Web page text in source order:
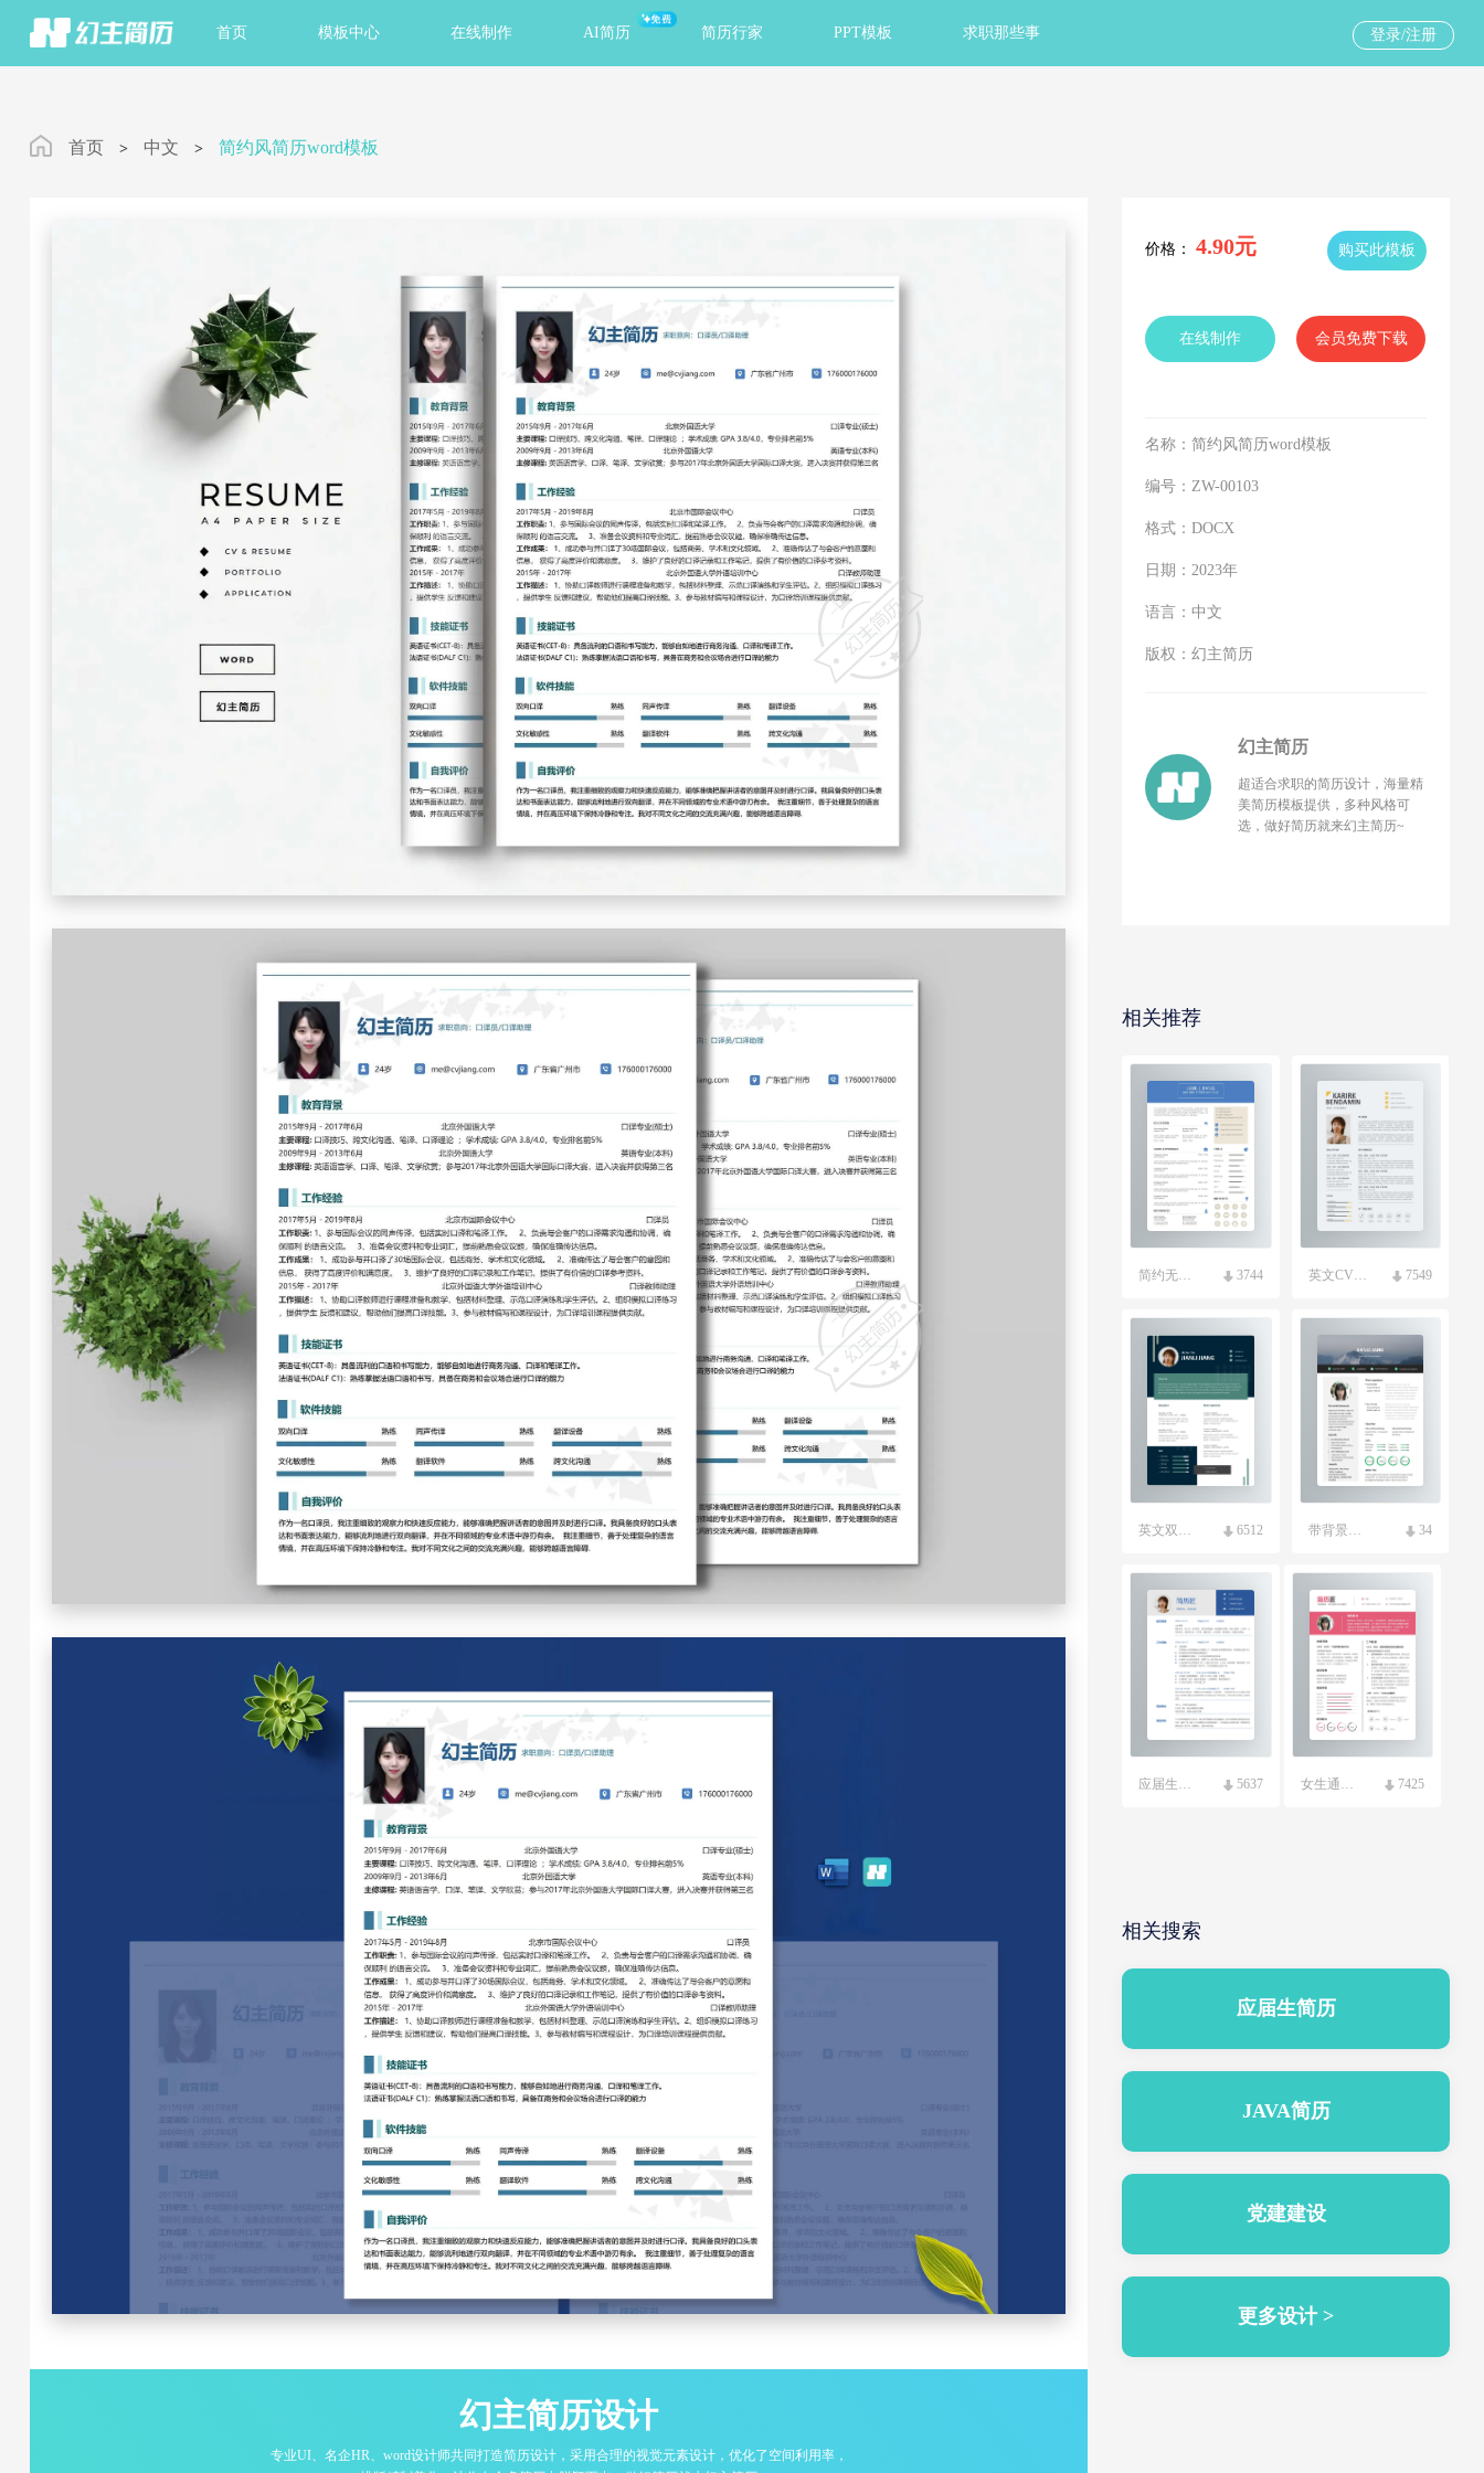
首页 模板中心 在线制作 AI简历
免费
简历行家 PPT模板 求职那些事 登录/注册
首页 > 中文 > 简约风简历word模板
幻主简历设计
专业UI、名企HR、word设计师共同打造简历设计，采用合理的视觉元素设计，优化了空间利用率，
价格： 4.90元 购买此模板
在线制作 会员免费下载
名称：简约风简历word模板
编号：ZW-00103
格式：DOCX
日期：2023年
语言：中文
版权：幻主简历
幻主简历
超适合求职的简历设计，海量精
美简历模板提供，多种风格可
选，做好简历就来幻主简历~
相关推荐
简约无照片英文求职简历模板 3744 英文CV国外求职简历模板 7549
英文双页求职简历模板 6512 带背景图英文简历模板 34
应届生毕业生求职简历模板 5637 女生通用求职简历模板 7425
相关搜索
应届生简历
JAVA简历
党建建设
更多设计 >